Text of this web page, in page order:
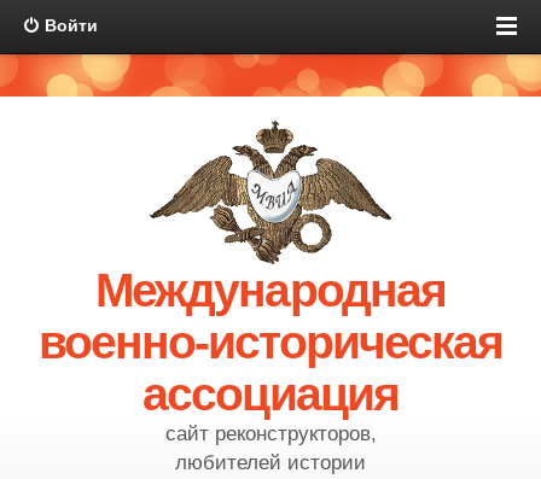
Войти
Международная
военно-историческая
ассоциация
сайт реконструкторов,
любителей истории